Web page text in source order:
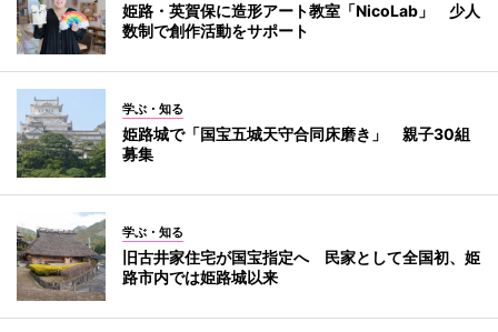
姫路・英賀保に造形アート教室「NicoLab」 少人
数制で創作活動をサポート
学ぶ・知る
姫路城で「国宝五城天守合同床磨き」 親子30組
募集
学ぶ・知る
旧古井家住宅が国宝指定へ 民家として全国初、姫
路市内では姫路城以来